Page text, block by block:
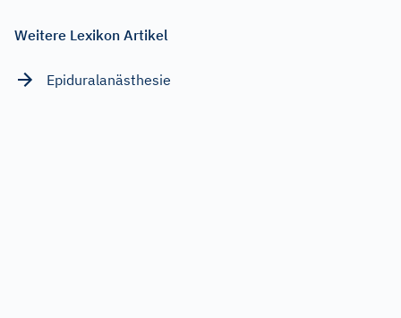
Weitere Lexikon Artikel
Epiduralanästhesie